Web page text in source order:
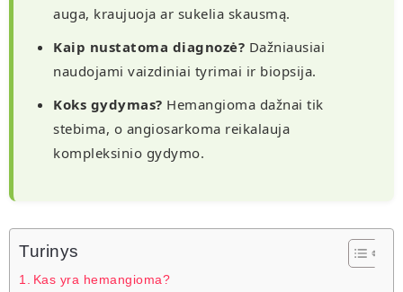
auga, kraujuoja ar sukelia skausmą.
Kaip nustatoma diagnozė? Dažniausiai
naudojami vaizdiniai tyrimai ir biopsija.
Koks gydymas? Hemangioma dažnai tik
stebima, o angiosarkoma reikalauja
kompleksinio gydymo.
Turinys
Kas yra hemangioma?